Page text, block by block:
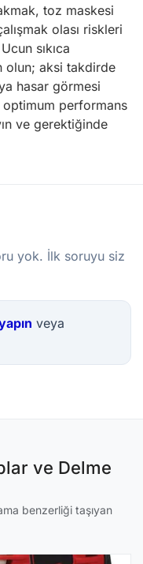
toz maskesi
olası riskleri
sıkıca
olun; aksi takdirde
hasar görmesi
optimum performans
ve gerektiğinde
yok. İlk soruyu siz
veya
ve Delme
benzerliği taşıyan